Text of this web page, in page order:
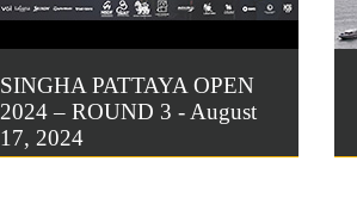
SINGHA PATTAYA OPEN
2024 – ROUND 3 - August
17, 2024